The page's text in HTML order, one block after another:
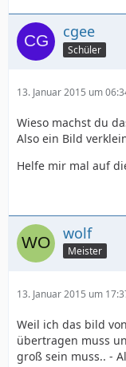
cgee
Schüler
13. Januar 2015 um
Wieso machst du
Also ein Bild
Helfe mir mal auf
wolf
Meister
13. Januar 2015 um
Weil ich das bild
übertragen muss
groß sein muss.. -